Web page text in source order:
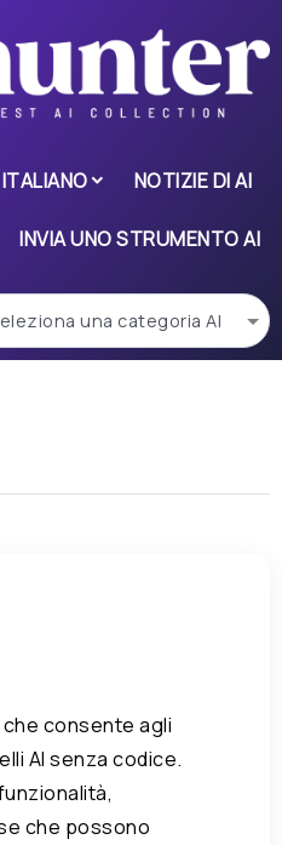
ITALIANO NOTIZIE DI AI
INVIA UNO STRUMENTO AI
che consente agli
AI senza codice.
che possono